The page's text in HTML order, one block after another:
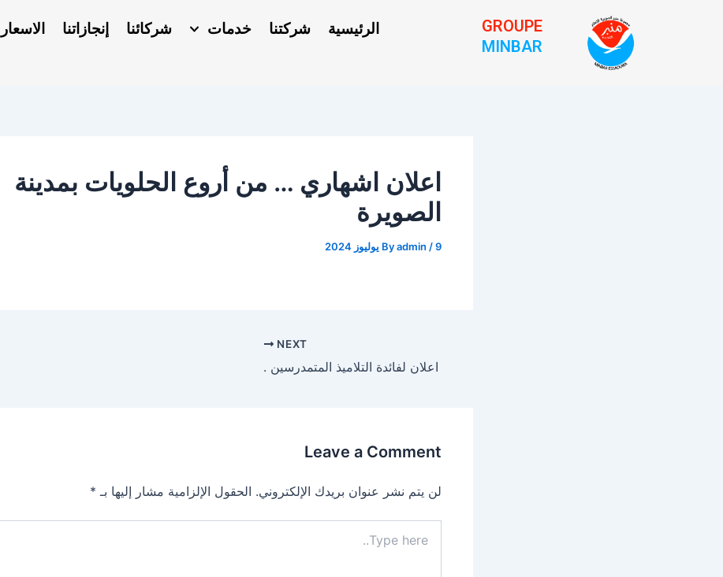
GROUPE
MINBAR
الرئيسية شركتنا خدمات شركائنا إنجازاتنا الاسعار
اعلان اشهاري … من أروع الحلويات بمدينة
الصويرة
Byadmin /9 يوليوز 2024
NEXT
اعلان لفائدة التلاميذ المتمدرسين .
Leave a Comment
لن يتم نشر عنوان بريدك الإلكتروني. الحقول الإلزامية مشار إليها بـ *
here..